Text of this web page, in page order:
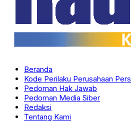
Beranda
Kode Perilaku Perusahaan Pers
Pedoman Hak Jawab
Pedoman Media Siber
Redaksi
Tentang Kami